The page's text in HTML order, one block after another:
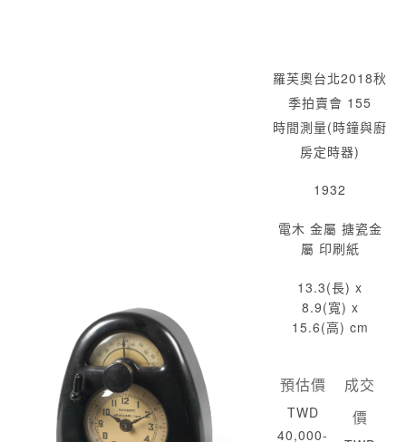
羅芙奧台北2018秋
季拍賣會 155
時間測量(時鐘與廚
房定時器)
1932
電木 金屬 搪瓷金
屬 印刷紙
13.3(長) x
8.9(寬) x
15.6(高) cm
預估價
TWD
40,000-
成交
價